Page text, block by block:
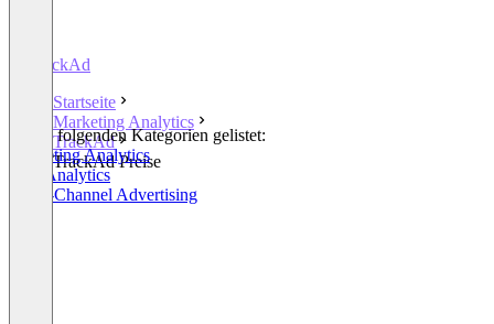
TrackAd
Startseite
Marketing Analytics
TrackAd
TrackAd Preise
In den folgenden Kategorien gelistet:
Marketing Analytics
Web Analytics
Cross-Channel Advertising